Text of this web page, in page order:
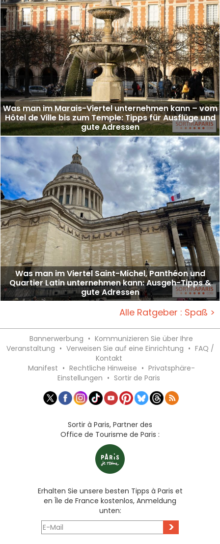
Was man im Marais-Viertel unternehmen kann – vom
Hôtel de Ville bis zum Temple: Tipps für Ausflüge und
gute Adressen
Was man im Viertel Saint-Michel, Panthéon und
Quartier Latin unternehmen kann: Ausgeh-Tipps &
gute Adressen
Alle Ratgeber : Spaß >
Bannerwerbung • Kommunizieren Sie über Ihre
Veranstaltung • Verweisen Sie auf eine Einrichtung • FAQ /
Kontakt
Manifest • Rechtliche Hinweise • Privatsphäre-
Einstellungen • Sortir de Paris
Sortir à Paris, Partner des
Office de Tourisme de Paris :
Erhalten Sie unsere besten Tipps à Paris et
en Île de France kostenlos, Anmeldung
unten:
>